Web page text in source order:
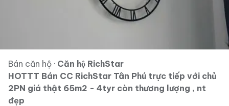
Bán căn hộ · Căn hộ RichStar
HOTTT Bán CC RichStar Tân Phú trực tiếp với chủ
2PN giá thật 65m2 - 4tyr còn thương lượng , nt
đẹp